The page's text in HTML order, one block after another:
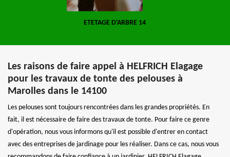
ETETAGE D'ARBRE 14
Les raisons de faire appel à HELFRICH Elagage
pour les travaux de tonte des pelouses à
Marolles dans le 14100
Les pelouses sont toujours rencontrées dans les grandes propriétés. En
fait, il est nécessaire de faire des travaux de tonte. Pour faire ce genre
d'opération, nous vous informons qu'il est possible d'entrer en contact
avec des entreprises de jardinage pour les réaliser. Dans ce cas, nous vous